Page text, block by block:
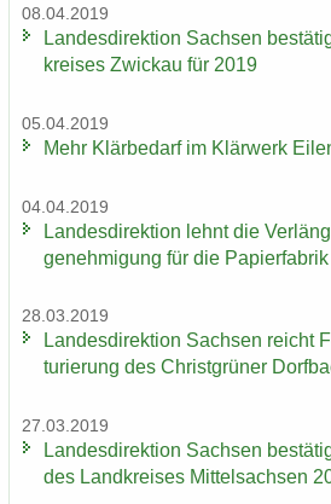
08.04.2019
Lan­des­di­rek­ti­on Sach­sen
krei­ses Zwi­ckau für 2019
05.04.2019
Mehr Klär­be­darf im Klär­werk
04.04.2019
Lan­des­di­rek­ti­on lehnt die
ge­neh­mi­gung für die
28.03.2019
Lan­des­di­rek­ti­on Sach­sen reicht
tu­rie­rung des Christ­grü­ner
27.03.2019
Lan­des­di­rek­ti­on Sach­sen
des Land­krei­ses Mit­tel­sach­sen